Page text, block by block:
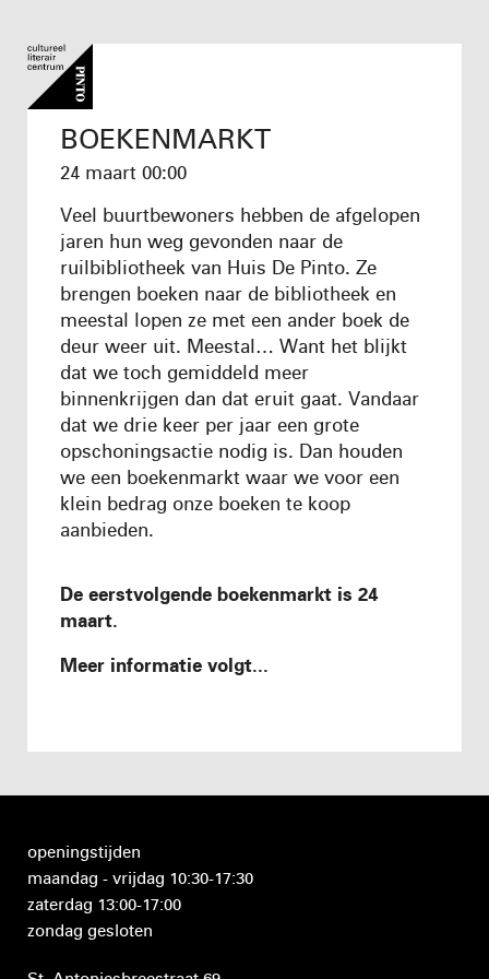
BOEKENMARKT
24 maart 00:00
Veel buurtbewoners hebben de afgelopen
jaren hun weg gevonden naar de
ruilbibliotheek van Huis De Pinto. Ze
brengen boeken naar de bibliotheek en
meestal lopen ze met een ander boek de
deur weer uit. Meestal… Want het blijkt
dat we toch gemiddeld meer
binnenkrijgen dan dat eruit gaat. Vandaar
dat we drie keer per jaar een grote
opschoningsactie nodig is. Dan houden
we een boekenmarkt waar we voor een
klein bedrag onze boeken te koop
aanbieden.
De eerstvolgende boekenmarkt is 24
maart.
Meer informatie volgt...
openingstijden
maandag - vrijdag 10:30-17:30
zaterdag 13:00-17:00
zondag gesloten